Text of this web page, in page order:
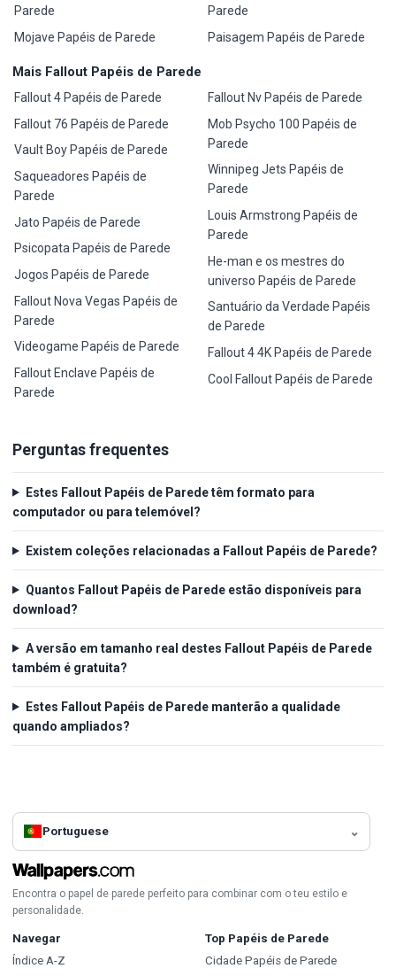
Parede
Mojave Papéis de Parede
Parede
Paisagem Papéis de Parede
Mais Fallout Papéis de Parede
Fallout 4 Papéis de Parede
Fallout 76 Papéis de Parede
Vault Boy Papéis de Parede
Saqueadores Papéis de
Parede
Jato Papéis de Parede
Psicopata Papéis de Parede
Jogos Papéis de Parede
Fallout Nova Vegas Papéis de
Parede
Videogame Papéis de Parede
Fallout Enclave Papéis de
Parede
Fallout Nv Papéis de Parede
Mob Psycho 100 Papéis de
Parede
Winnipeg Jets Papéis de
Parede
Louis Armstrong Papéis de
Parede
He-man e os mestres do
universo Papéis de Parede
Santuário da Verdade Papéis
de Parede
Fallout 4 4K Papéis de Parede
Cool Fallout Papéis de Parede
Perguntas frequentes
Estes Fallout Papéis de Parede têm formato para
computador ou para telemóvel?
Existem coleções relacionadas a Fallout Papéis de Parede?
Quantos Fallout Papéis de Parede estão disponíveis para
download?
A versão em tamanho real destes Fallout Papéis de Parede
também é gratuita?
Estes Fallout Papéis de Parede manterão a qualidade
quando ampliados?
Portuguese
Encontra o papel de parede perfeito para combinar com o teu estilo e
personalidade.
Navegar
Índice A-Z
Top Papéis de Parede
Cidade Papéis de Parede